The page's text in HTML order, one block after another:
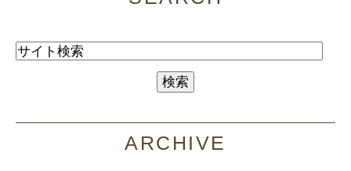
ARCHIVE